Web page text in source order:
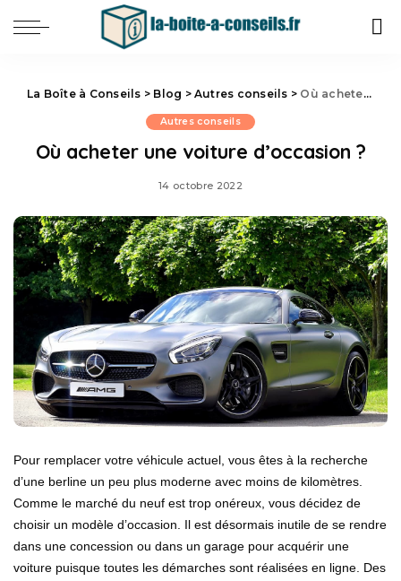
La Boîte à Conseils > Blog > Autres conseils > Où acheter une voiture d’occasion ?
Autres conseils
Où acheter une voiture d’occasion ?
14 octobre 2022
Pour remplacer votre véhicule actuel, vous êtes à la recherche
d’une berline un peu plus moderne avec moins de kilomètres.
Comme le marché du neuf est trop onéreux, vous décidez de
choisir un modèle d’occasion. Il est désormais inutile de se rendre
dans une concession ou dans un garage pour acquérir une
voiture puisque toutes les démarches sont réalisées en ligne. Des